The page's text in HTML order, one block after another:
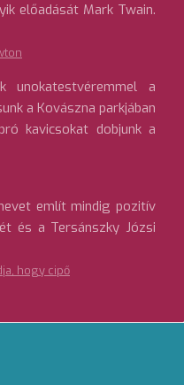
előadását Mark Twain.
unokatestvéremmel a
a Kovászna parkjában
kavicsokat dobjunk a
említ mindig pozitív
és a Tersánszky Józsi
hogy cipő